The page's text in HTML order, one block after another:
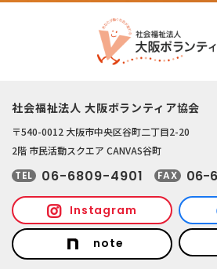
社会福祉法人 大阪ボランティア協会
〒540-0012 大阪市中央区谷町二丁目2-20
2階 市民活動スクエア CANVAS谷町
TEL 06-6809-4901 FAX 06-
Instagram
note